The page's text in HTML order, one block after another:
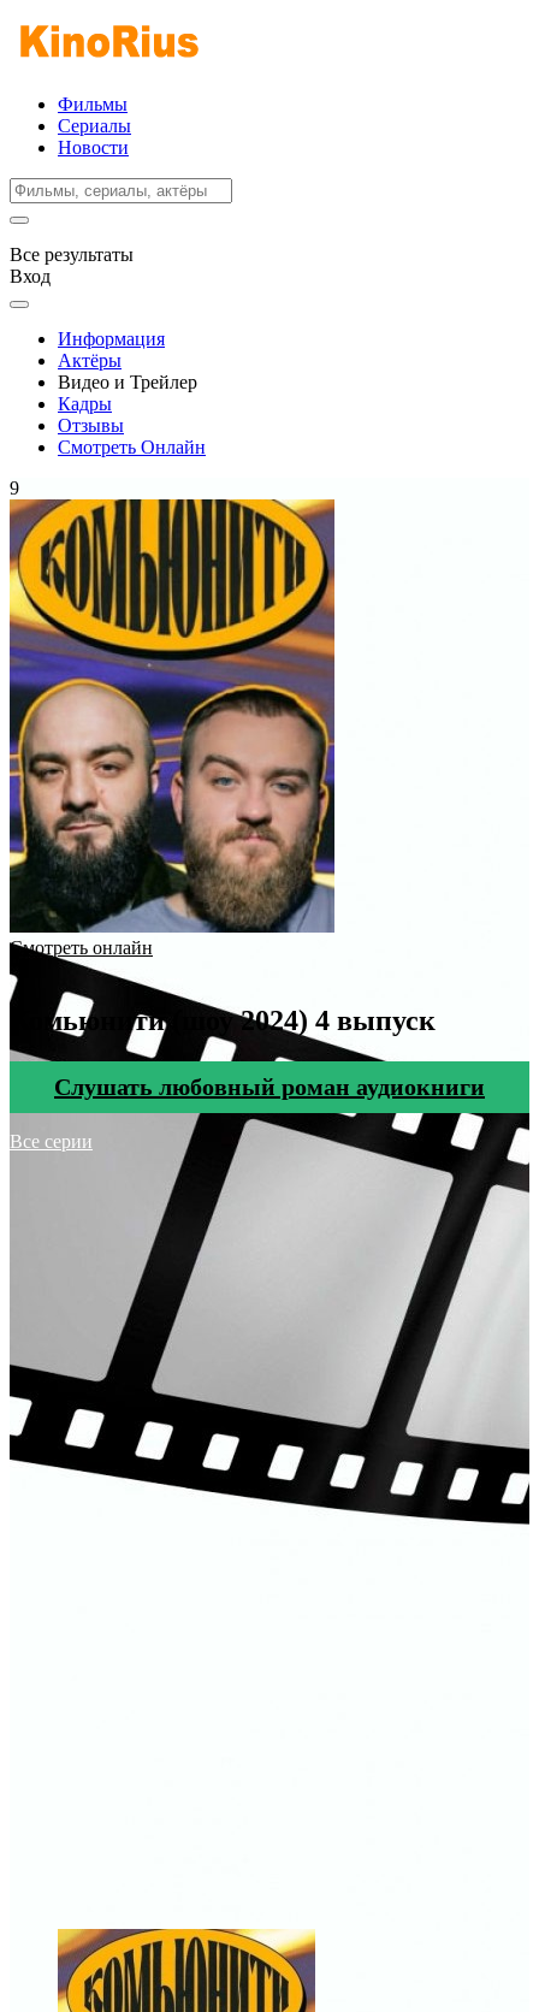
Фильмы
Сериалы
Новости
Все результаты
Вход
Информация
Актёры
Видео и Трейлер
Кадры
Отзывы
Смотреть Онлайн
9
Смотреть онлайн
Комьюнити (шоу 2024) 4 выпуск
Cлушать любовный роман аудиокниги
Все серии